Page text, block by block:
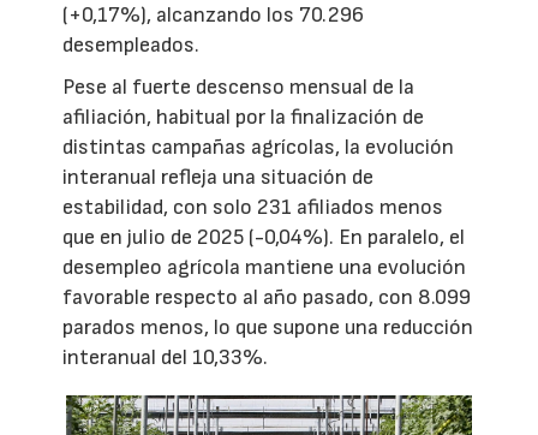
(+0,17%), alcanzando los 70.296
desempleados.
Pese al fuerte descenso mensual de la
afiliación, habitual por la finalización de
distintas campañas agrícolas, la evolución
interanual refleja una situación de
estabilidad, con solo 231 afiliados menos
que en julio de 2025 (-0,04%). En paralelo, el
desempleo agrícola mantiene una evolución
favorable respecto al año pasado, con 8.099
parados menos, lo que supone una reducción
interanual del 10,33%.